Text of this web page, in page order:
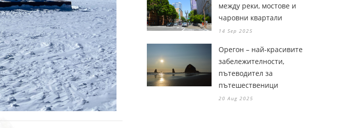
между реки, мостове и
чаровни квартали
14 Sep 2025
Орегон – най-красивите
забележителности,
пътеводител за
пътешественици
20 Aug 2025